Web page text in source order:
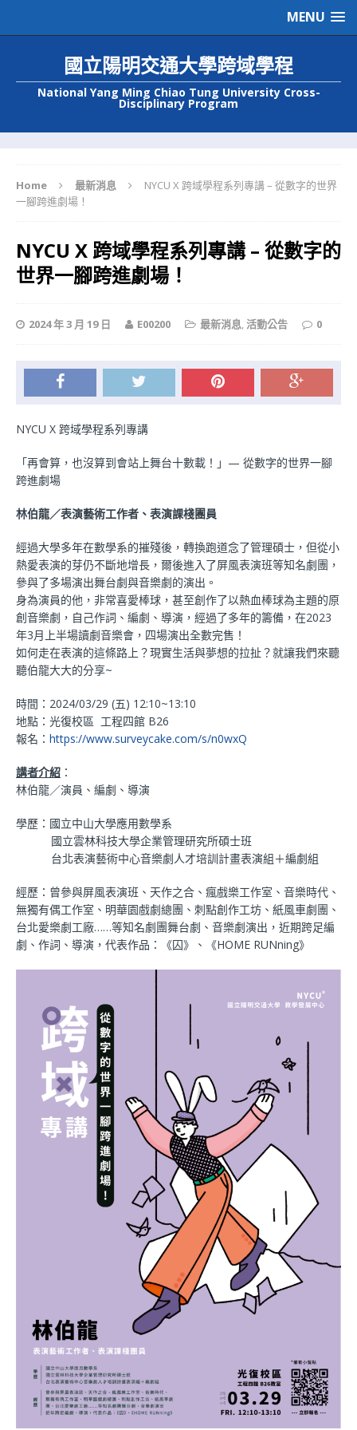
MENU
國立陽明交通大學跨域學程
National Yang Ming Chiao Tung University Cross-
Disciplinary Program
Home 最新消息
NYCU X 跨域學程系列專講 – 從數字的世界
一腳跨進劇場！
NYCU X 跨域學程系列專講 – 從數字的
世界一腳跨進劇場！
2024 年 3 月 19 日 E00200 最新消息,活動公告 0
NYCU X 跨域學程系列專講
「再會算，也沒算到會站上舞台十數載！」— 從數字的世界一腳
跨進劇場
林伯龍／表演藝術工作者、表演課棧團員
經過大學多年在數學系的摧殘後，轉換跑道念了管理碩士，但從小
熱愛表演的芽仍不斷地增長，爾後進入了屏風表演班等知名劇團，
參與了多場演出舞台劇與音樂劇的演出。
身為演員的他，非常喜愛棒球，甚至創作了以熱血棒球為主題的原
創音樂劇，自己作詞、編劇、導演，經過了多年的籌備，在2023
年3月上半場讀劇音樂會，四場演出全數完售！
如何走在表演的這條路上？現實生活與夢想的拉扯？就讓我們來聽
聽伯龍大大的分享~
時間：2024/03/29 (五) 12:10~13:10
地點：光復校區 工程四館 B26
報名： https://www.surveycake.com/s/n0wxQ
講者介紹 ：
林伯龍／演員、編劇、導演
學歷：國立中山大學應用數學系
國立雲林科技大學企業管理研究所碩士班
台北表演藝術中心音樂劇人才培訓計畫表演組＋編劇組
經歷：曾參與屏風表演班、天作之合、瘋戲樂工作室、音樂時代、
無獨有偶工作室、明華園戲劇總團、刺點創作工坊、 紙風車劇團、
台北愛樂劇工廠……等知名劇團舞台劇、音樂劇演出，近期跨足編
劇、作詞、導演，代表作品：《囚》、《HOME RUNning》